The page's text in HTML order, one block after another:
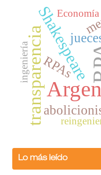
transparenciaShakespeare
RPAs
ingeniería
Economía
Lo más leído